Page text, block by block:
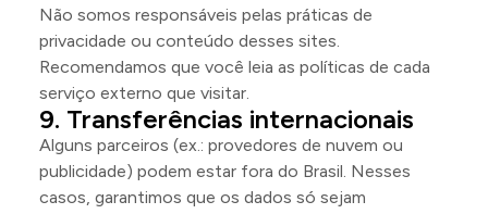
Não somos responsáveis pelas práticas de
privacidade ou conteúdo desses sites.
Recomendamos que você leia as políticas de cada
serviço externo que visitar.
Transferências internacionais
Alguns parceiros (ex.: provedores de nuvem ou
publicidade) podem estar fora do Brasil. Nesses
casos, garantimos que os dados só sejam